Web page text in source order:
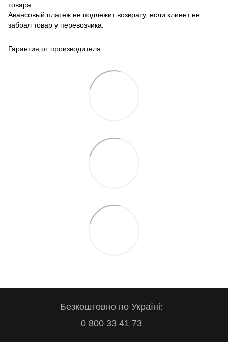
товара.
Авансовый платеж не подлежит возврату, если клиент не
забрал товар у перевозчика.
Гарантия от производителя.
Безкоштовно по Україні:
0 800 33 41 73